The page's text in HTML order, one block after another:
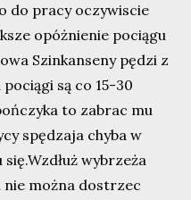
do pracy oczywiscie
opóżnienie pociągu
Szinkanseny pędzi z
są co 15-30
to zabrac mu
spędzaja chyba w
wybrzeża
nie można dostrzec